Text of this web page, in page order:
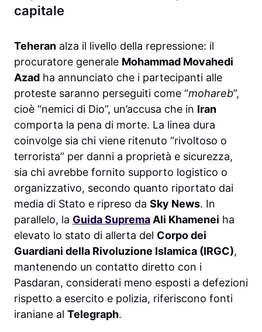
capitale
Teheran alza il livello della repressione: il
procuratore generale Mohammad Movahedi
Azad ha annunciato che i partecipanti alle
proteste saranno perseguiti come “mohareb”,
cioè “nemici di Dio”, un’accusa che in Iran
comporta la pena di morte. La linea dura
coinvolge sia chi viene ritenuto “rivoltoso o
terrorista” per danni a proprietà e sicurezza,
sia chi avrebbe fornito supporto logistico o
organizzativo, secondo quanto riportato dai
media di Stato e ripreso da Sky News. In
parallelo, la Guida Suprema Ali Khamenei ha
elevato lo stato di allerta del Corpo dei
Guardiani della Rivoluzione Islamica (IRGC),
mantenendo un contatto diretto con i
Pasdaran, considerati meno esposti a defezioni
rispetto a esercito e polizia, riferiscono fonti
iraniane al Telegraph.